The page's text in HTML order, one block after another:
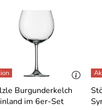
Burgunderkelch
im 6er-Set